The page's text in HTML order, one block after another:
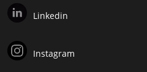
Linkedin
Instagram